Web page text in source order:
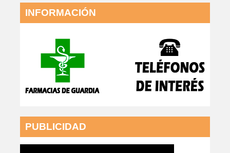
INFORMACIÓN
PUBLICIDAD